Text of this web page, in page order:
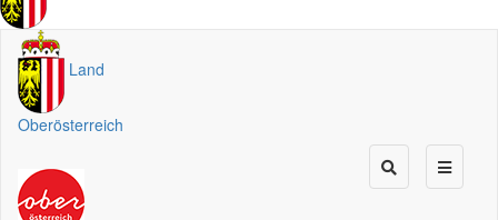
Land
Oberösterreich